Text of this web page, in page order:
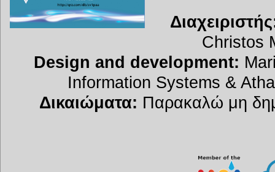
Christos
Design and development:
Information Systems &
Δικαιώματα: Παρακαλώ μη